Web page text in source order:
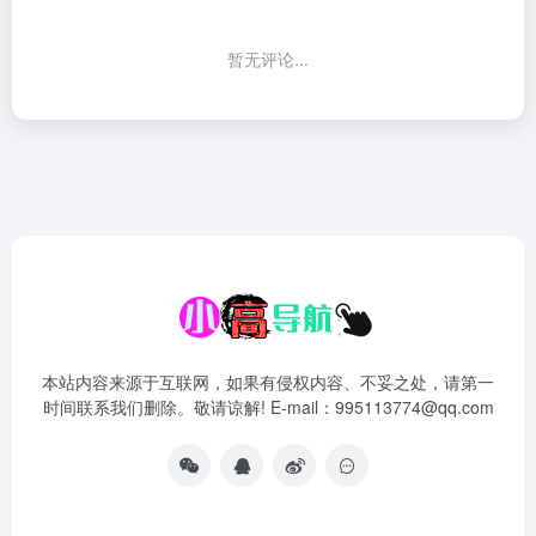
暂无评论...
本站内容来源于互联网，如果有侵权内容、不妥之处，请第一
时间联系我们删除。敬请谅解! E-mail：995113774@qq.com